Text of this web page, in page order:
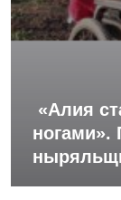
«Алия
ногами».